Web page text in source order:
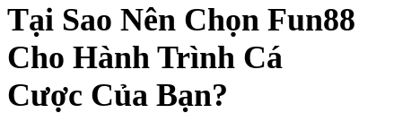
Tại Sao Nên Chọn Fun88
Cho Hành Trình Cá
Cược Của Bạn?